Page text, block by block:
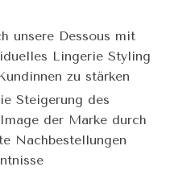
unsere Dessous mit
Lingerie Styling
zu stärken
Steigerung des
der Marke durch
Nachbestellungen